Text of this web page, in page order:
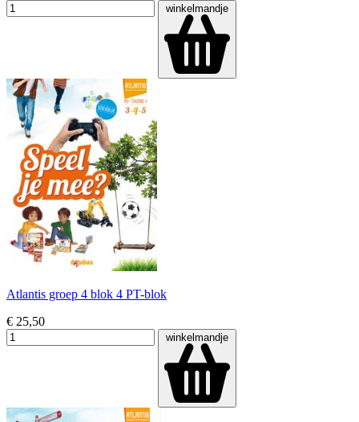
winkelmandje
Atlantis groep 4 blok 4 PT-blok
€ 25,50
winkelmandje